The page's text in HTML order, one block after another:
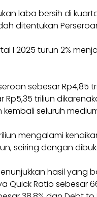
laba bersih di
ditentukan
I 2025 turun 2%
sebesar Rp4,85
Rp5,35 triliun
seluruh
mengalami
seiring dengan
hasil yang
Ratio sebesar